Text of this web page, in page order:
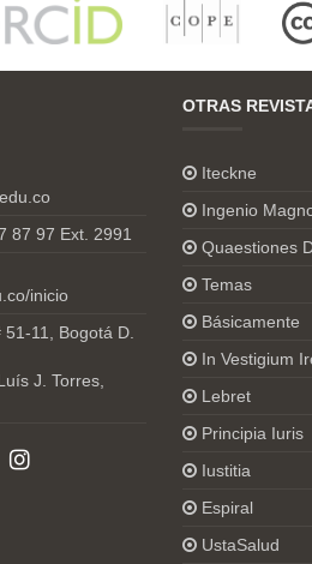
87 97 Ext. 2991
inicio
11, Bogotá D.
J. Torres,
OTRAS
Iteckne
Ingenio
Quaestiones
Temas
Básicamente
In Vestigium
Lebret
Principia Iuris
Iustitia
Espiral
UstaSalud